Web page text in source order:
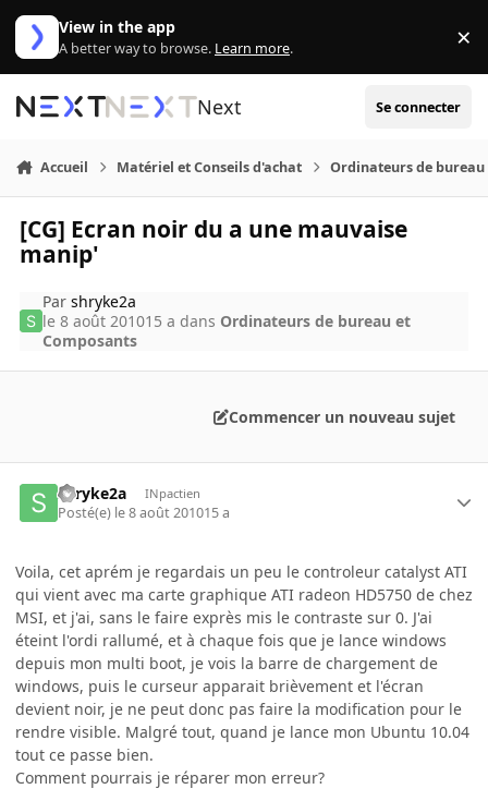
Aller au contenu
View in the app
A better way to browse. Learn more. ×
Next Se connecter
Accueil Matériel et Conseils d'achat Ordinateurs de bureau
[CG] Ecran noir du a une mauvaise
manip'
Parshryke2a
le 8 août 201015 a dans Ordinateurs de bureau et
Composants
Commencer un nouveau sujet
shryke2a INpactien
Posté(e) le 8 août 201015 a
Voila, cet aprém je regardais un peu le controleur catalyst ATI
qui vient avec ma carte graphique ATI radeon HD5750 de chez
MSI, et j'ai, sans le faire exprès mis le contraste sur 0. J'ai
éteint l'ordi rallumé, et à chaque fois que je lance windows
depuis mon multi boot, je vois la barre de chargement de
windows, puis le curseur apparait brièvement et l'écran
devient noir, je ne peut donc pas faire la modification pour le
rendre visible. Malgré tout, quand je lance mon Ubuntu 10.04
tout ce passe bien.
Comment pourrais je réparer mon erreur?